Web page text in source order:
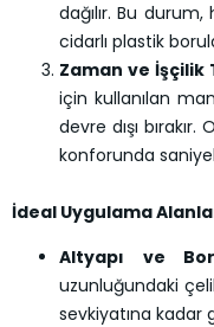
dağılır. Bu
cidarlı plastik
Zaman ve İşçilik
için kullanılan
devre dışı
konforunda
İdeal Uygulama
Altyapı ve
uzunluğundaki
sevkiyatına kadar